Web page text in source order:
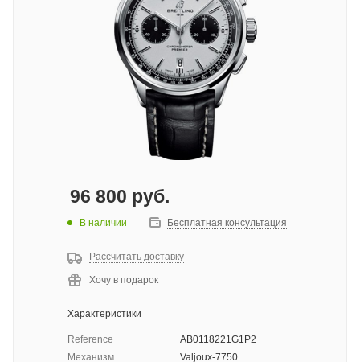
96 800 руб.
В наличии Бесплатная консультация
Рассчитать доставку
Хочу в подарок
Характеристики
Reference
AB0118221G1P2
Механизм
Valjoux-7750